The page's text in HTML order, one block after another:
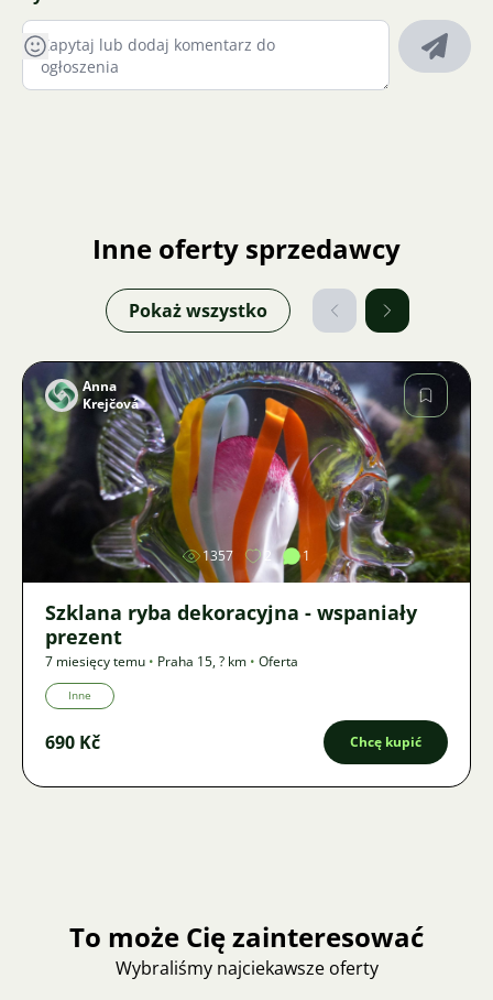
Inne oferty sprzedawcy
Pokaż wszystko
Zdjęcie
Anna
Krejčová
1357 2 1
Szklana ryba dekoracyjna - wspaniały
prezent
7 miesięcy temu • Praha 15,? km • Oferta
Inne
690 Kč Chcę kupić
To może Cię zainteresować
Wybraliśmy najciekawsze oferty